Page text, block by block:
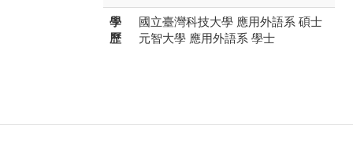
學
歷
國立臺灣科技大學 應用外語系 碩士
元智大學 應用外語系 學士